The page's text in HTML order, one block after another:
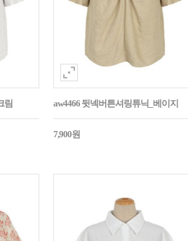
림 aw4466 뒷넥버튼셔링튜닉_베이지
7,900원